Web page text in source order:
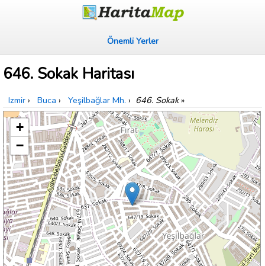
Önemli Yerler
646. Sokak Haritası
Izmir › Buca › Yeşilbağlar Mh. › 646. Sokak»
+
−